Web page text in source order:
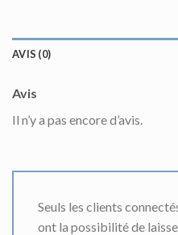
AVIS (0)
Avis
Il n’y a pas encore d’avis.
Seuls les clients
ont la possibilité de